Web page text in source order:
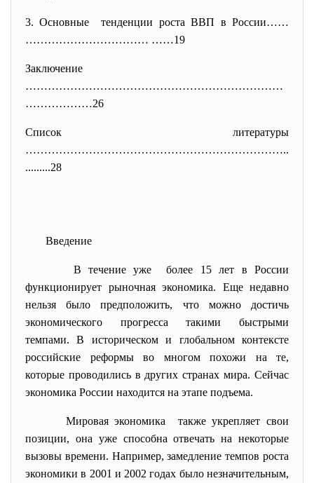
3. Основные тенденции роста ВВП в России……
…………………………… ……19
Заключение
……………………………………………………………
………………26
Список литературы
……………………………………………………………..
.........28
Введение
В течение уже более 15 лет в России
функционирует рыночная экономика. Еще недавно
нельзя было предположить, что можно достичь
экономического прогресса такими быстрыми
темпами. В историческом и глобальном контексте
российские реформы во многом похожи на те,
которые проводились в других странах мира. Сейчас
экономика России находится на этапе подъема.
Мировая экономика также укрепляет свои
позиции, она уже способна отвечать на некоторые
вызовы времени. Например, замедление темпов роста
экономики в 2001 и 2002 годах было незначительным,